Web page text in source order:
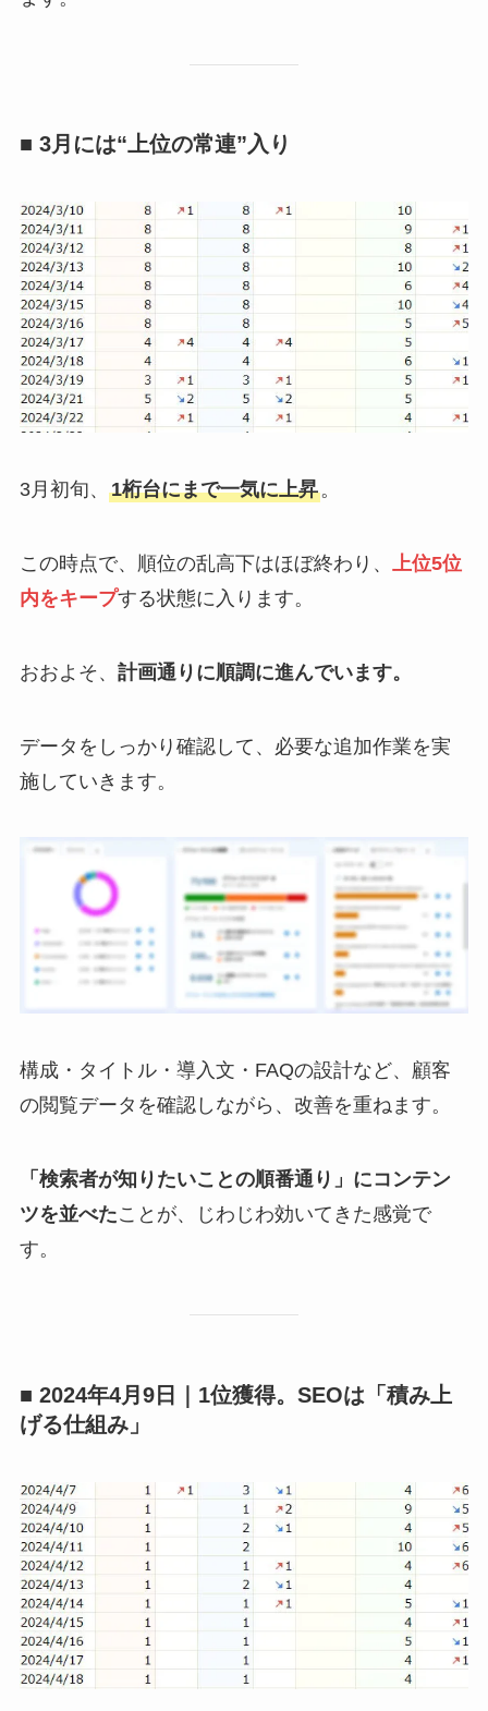
■ 3月には“上位の常連”入り
3月初旬、 1桁台にまで一気に上昇。
この時点で、順位の乱高下はほぼ終わり、
上位5位
内をキープする状態に入ります。
おおよそ、 計画通りに順調に進んでいます。
データをしっかり確認して、必要な追加作業を実
施していきます。
構成・タイトル・導入文・FAQの設計など、顧客
の閲覧データを確認しながら、改善を重ねます。
「検索者が知りたいことの順番通り」にコンテン
ツを並べたことが、じわじわ効いてきた感覚で
す。
■ 2024年4月9日｜1位獲得。SEOは「積み上
げる仕組み」